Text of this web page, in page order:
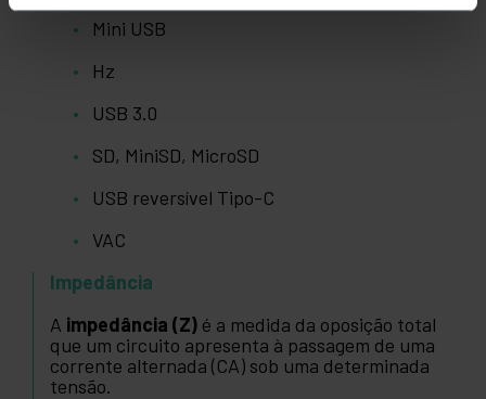
Mini USB
Hz
USB 3.0
SD, MiniSD, MicroSD
USB reversível Tipo-C
VAC
Impedância
A impedância (Z) é a medida da oposição total
que um circuito apresenta à passagem de uma
corrente alternada (CA) sob uma determinada
tensão.